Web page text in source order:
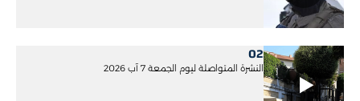
02
النشرة المتواصلة ليوم الجمعة 7 آب 2026